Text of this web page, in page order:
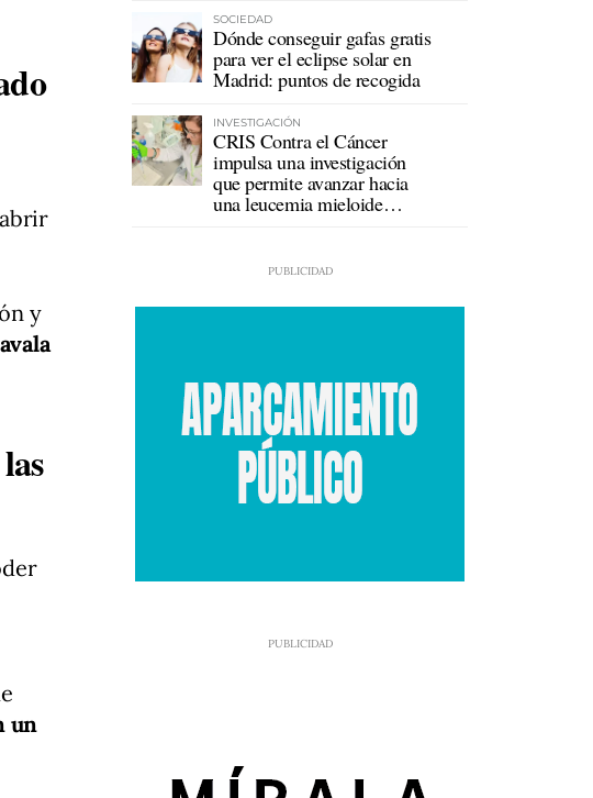
y
un
SOCIEDAD
Dónde conseguir gafas gratis
para ver el eclipse solar en
Madrid: puntos de recogida
INVESTIGACIÓN
CRIS Contra el Cáncer
impulsa una investigación
que permite avanzar hacia
una leucemia mieloide